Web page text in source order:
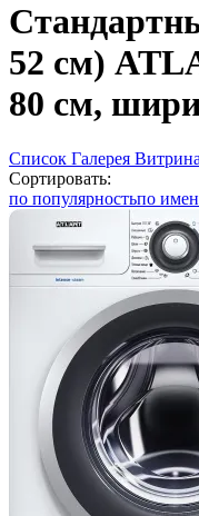
52 см)
80 см,
Список Галерея Витрина
Сортировать:
по популярностьпо